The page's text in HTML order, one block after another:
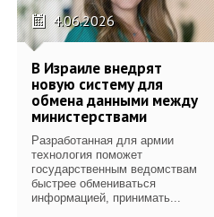
4.06.2026
В Израиле внедрят
новую систему для
обмена данными между
министерствами
Разработанная для армии
технология поможет
государственным ведомствам
быстрее обмениваться
информацией, принимать...